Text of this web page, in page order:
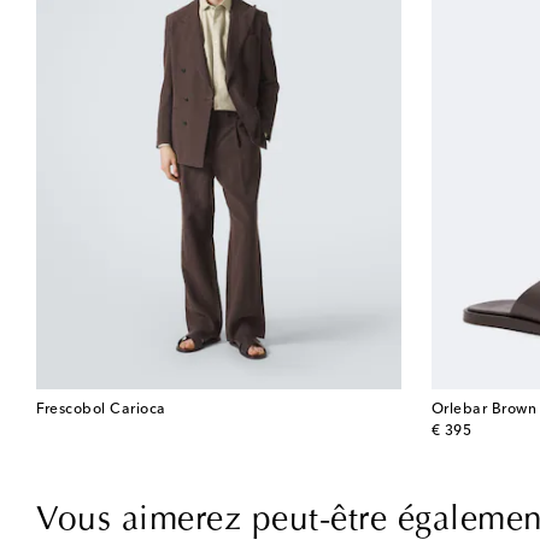
Frescobol Carioca
Orlebar Brown
€ 395
original price
Vous aimerez peut-être